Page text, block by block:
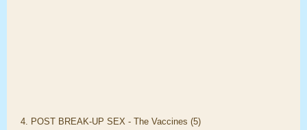
4. POST BREAK-UP SEX - The Vaccines (5)